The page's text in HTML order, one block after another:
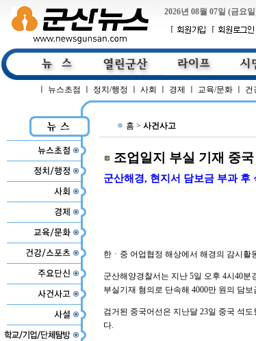
2026년 08월 07일 (금요
뉴스초점 정치/행정 사회 경제 교육/문화 건
홈 > 사건사고
조업일지 부실 기재 중
군산해경, 현지서 담보금 부과 후
한ㆍ중 어업협정 해상에서 해경의 감시활
군산해양경찰서는 지난 5일 오후 4시40분
부실기재 혐의로 단속해 4000만 원의 담
검거된 중국어선은 지난달 23일 중국 석
다.